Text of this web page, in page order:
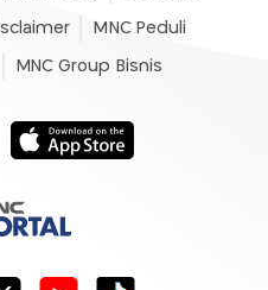
MNC Peduli
MNC Group Bisnis